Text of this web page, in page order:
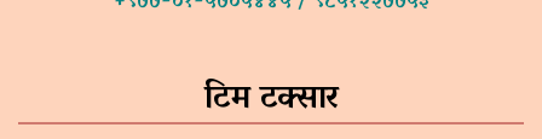
टिम टक्सार